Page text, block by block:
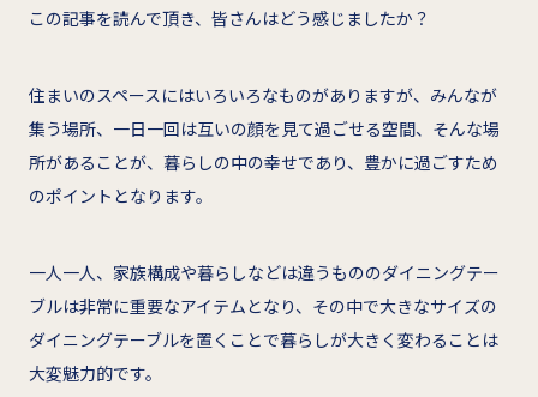
この記事を読んで頂き、皆さんはどう感じましたか？
住まいのスペースにはいろいろなものがありますが、みんなが
集う場所、一日一回は互いの顔を見て過ごせる空間、そんな場
所があることが、暮らしの中の幸せであり、豊かに過ごすため
のポイントとなります。
一人一人、家族構成や暮らしなどは違うもののダイニングテー
ブルは非常に重要なアイテムとなり、その中で大きなサイズの
ダイニングテーブルを置くことで暮らしが大きく変わることは
大変魅力的です。